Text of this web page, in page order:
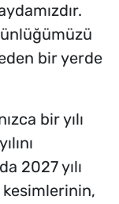
bir yerde
bir yılı
2027 yılı
kesimlerinin,